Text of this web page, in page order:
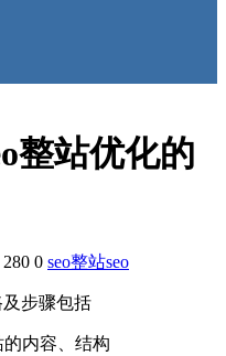
整站优化的
280 0 seo整站seo
及步骤包括
内容、结构